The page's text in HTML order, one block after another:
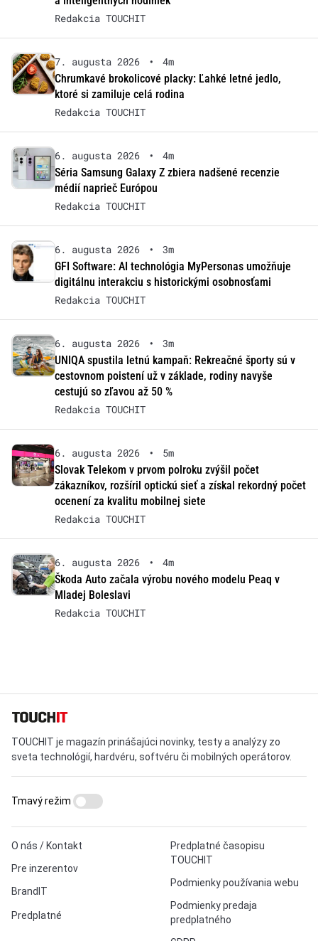
Redakcia TOUCHIT
7. augusta 2026 •
4m
Chrumkavé brokolicové placky: Ľahké letné jedlo,
ktoré si zamiluje celá rodina
Redakcia TOUCHIT
6. augusta 2026 •
4m
Séria Samsung Galaxy Z zbiera nadšené recenzie
médií naprieč Európou
Redakcia TOUCHIT
6. augusta 2026 •
3m
GFI Software: AI technológia MyPersonas umožňuje
digitálnu interakciu s historickými osobnosťami
Redakcia TOUCHIT
6. augusta 2026 •
3m
UNIQA spustila letnú kampaň: Rekreačné športy sú v
cestovnom poistení už v základe, rodiny navyše
cestujú so zľavou až 50 %
Redakcia TOUCHIT
6. augusta 2026 •
5m
Slovak Telekom v prvom polroku zvýšil počet
zákazníkov, rozšíril optickú sieť a získal rekordný počet
ocenení za kvalitu mobilnej siete
Redakcia TOUCHIT
6. augusta 2026 •
4m
Škoda Auto začala výrobu nového modelu Peaq v
Mladej Boleslavi
Redakcia TOUCHIT
TOUCHIT je magazín prinášajúci novinky, testy a analýzy zo
sveta technológií, hardvéru, softvéru či mobilných operátorov.
O nás / Kontakt
Pre inzerentov
BrandIT
Predplatné
Predplatné časopisu
TOUCHIT
Podmienky používania webu
Podmienky predaja
predplatného
Tmavý režim